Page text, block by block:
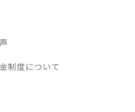
制度について